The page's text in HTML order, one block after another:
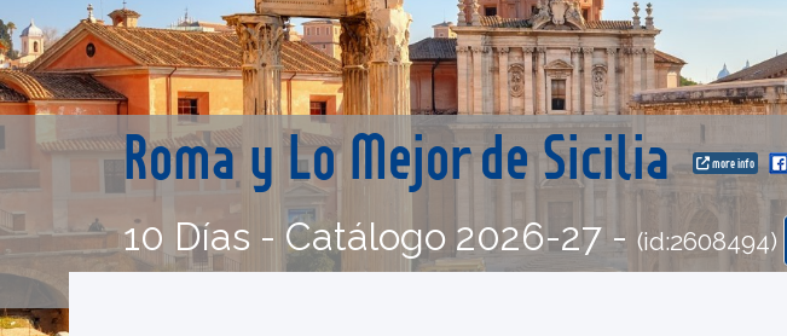
Roma y Lo Mejor de Sicilia more info
10 Días - Catálogo 2026-27 - (id:2608494)